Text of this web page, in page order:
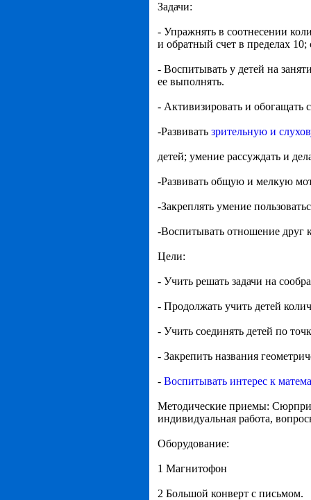
Задачи:
- Упражнять в соотнесении
и обратный счет в пределах 10;
- Воспитывать у детей на
ее выполнять.
- Активизировать и обогащать
-Развивать зрительную и
детей; умение рассуждать и
-Развивать общую и мелкую
-Закреплять умение
-Воспитывать отношение друг
Цели:
- Учить решать задачи на
- Продолжать учить детей
- Учить соединять детей по
- Закрепить названия
- Воспитывать интерес к
Методические приемы:
индивидуальная работа,
Оборудование:
1 Магнитофон
2 Большой конверт с письмом.